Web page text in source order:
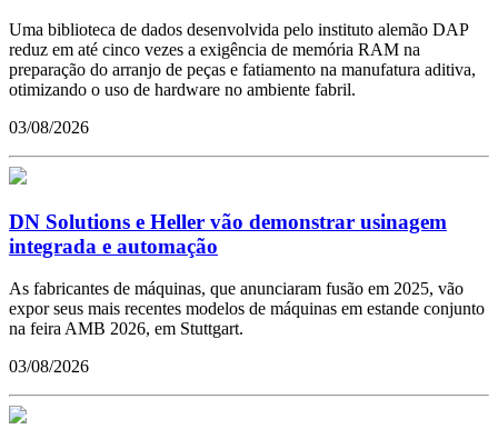
Uma biblioteca de dados desenvolvida pelo instituto alemão DAP
reduz em até cinco vezes a exigência de memória RAM na
preparação do arranjo de peças e fatiamento na manufatura aditiva,
otimizando o uso de hardware no ambiente fabril.
03/08/2026
DN Solutions e Heller vão demonstrar usinagem
integrada e automação
As fabricantes de máquinas, que anunciaram fusão em 2025, vão
expor seus mais recentes modelos de máquinas em estande conjunto
na feira AMB 2026, em Stuttgart.
03/08/2026